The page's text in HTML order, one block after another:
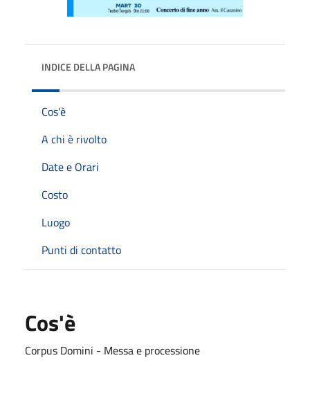
INDICE DELLA PAGINA
Cos'è
A chi è rivolto
Date e Orari
Costo
Luogo
Punti di contatto
Cos'è
Corpus Domini - Messa e processione